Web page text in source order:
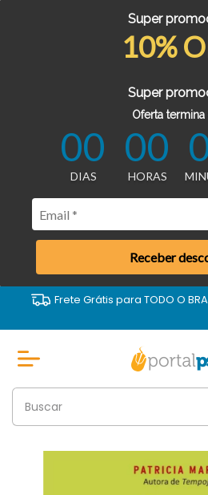
Super
10%
Super
Oferta termina
00
DIAS
00
HORAS
Receber
Frete Grátis para TODO O